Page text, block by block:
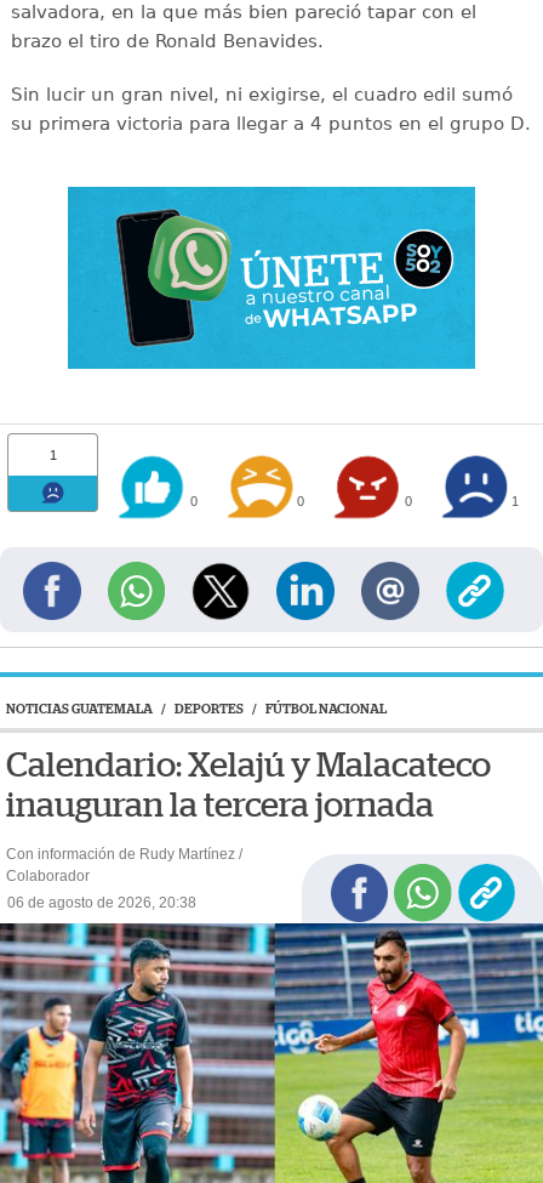
salvadora, en la que más bien pareció tapar con el
brazo el tiro de Ronald Benavides.
Sin lucir un gran nivel, ni exigirse, el cuadro edil sumó
su primera victoria para llegar a 4 puntos en el grupo D.
1
0 0 0 1
NOTICIAS GUATEMALA / DEPORTES / FÚTBOL NACIONAL
Calendario: Xelajú y Malacateco
inauguran la tercera jornada
Con información de Rudy Martínez /
Colaborador
06 de agosto de 2026, 20:38